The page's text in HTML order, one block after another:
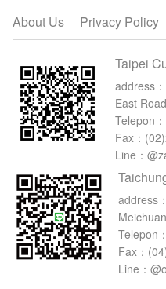
About Us Privacy Policy
Taipei
address：
East
Telepon：
Fax：
Line：
address：
Telepon：
Fax：
Line：